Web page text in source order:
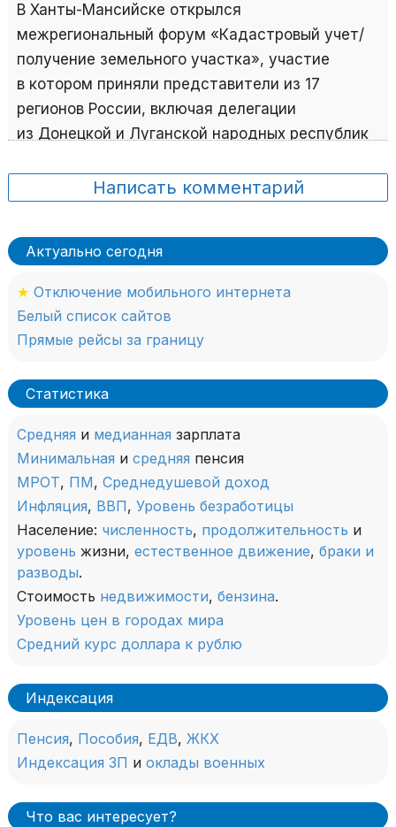
В Ханты-Мансийске открылся
межрегиональный форум «Кадастровый учет/
получение земельного участка», участие
в котором приняли представители из 17
регионов России, включая делегации
из Донецкой и Луганской народных республик
Написать комментарий
Актуально сегодня
★ Отключение мобильного интернета
Белый список сайтов
Прямые рейсы за границу
Статистика
Средняя и медианная зарплата
Минимальная и средняя пенсия
МРОТ, ПМ, Среднедушевой доход
Инфляция, ВВП, Уровень безработицы
Население: численность, продолжительность и
уровень жизни, естественное движение, браки и
разводы.
Стоимость недвижимости, бензина.
Уровень цен в городах мира
Средний курс доллара к рублю
Индексация
Пенсия, Пособия, ЕДВ, ЖКХ
Индексация ЗП и оклады военных
Что вас интересует?